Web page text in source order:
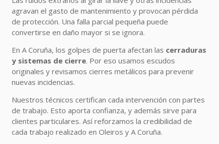
agravan el gasto de mantenimiento y provocan pérdida
de protección. Una falla parcial pequeña puede
convertirse en daño mayor si se ignora.
En A Coruña, los golpes de puerta afectan las cerraduras
y sistemas de cierre. Por eso usamos escudos
originales y revisamos cierres metálicos para prevenir
nuevas incidencias.
Nuestros técnicos certifican cada intervención con partes
de trabajo. Esto aporta confianza, y además sirve para
clientes particulares. Así reforzamos la credibilidad de
cada trabajo realizado en Oleiros y A Coruña.